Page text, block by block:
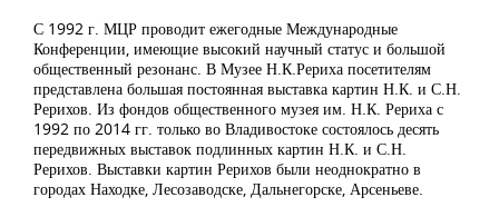
С 1992 г. МЦР проводит ежегодные Международные
Конференции, имеющие высокий научный статус и большой
общественный резонанс. В Музее Н.К.Рериха посетителям
представлена большая постоянная выставка картин Н.К. и С.Н.
Рерихов. Из фондов общественного музея им. Н.К. Рериха с
1992 по 2014 гг. только во Владивостоке состоялось десять
передвижных выставок подлинных картин Н.К. и С.Н.
Рерихов. Выставки картин Рерихов были неоднократно в
городах Находке, Лесозаводске, Дальнегорске, Арсеньеве.